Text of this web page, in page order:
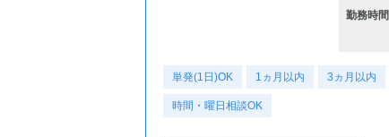
勤務時間
単発(1日)OK 1ヵ月以内 3ヵ月以内
時間・曜日相談OK